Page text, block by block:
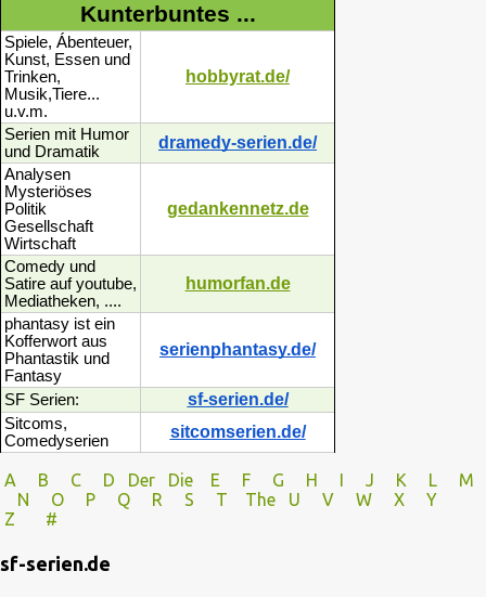
Kunterbuntes ...
Spiele, Ábenteuer,
Kunst, Essen und
Trinken,
Musik,Tiere...
u.v.m.
hobbyrat.de/
Serien mit Humor
und Dramatik
dramedy-serien.de/
Analysen
Mysteriöses
Politik
Gesellschaft
Wirtschaft
gedankennetz.de
Comedy und
Satire auf youtube,
Mediatheken, ....
humorfan.de
phantasy ist ein
Kofferwort aus
Phantastik und
Fantasy
serienphantasy.de/
SF Serien: sf-serien.de/
Sitcoms,
Comedyserien
sitcomserien.de/
A B C D Der Die E F G H I J K L
M
N
O P Q R S T The U V
W X Y
Z
#
sf-serien.de